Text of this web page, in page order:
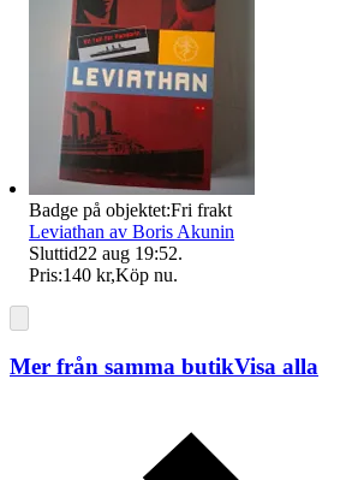
Badge på objektet:Fri frakt
Leviathan av Boris Akunin
Sluttid22 aug 19:52.
Pris:140 kr,Köp nu.
Mer från samma butikVisa alla